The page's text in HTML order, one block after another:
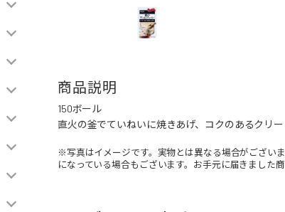
商品説明
150ボール
直火の釜でていねいに焼きあげ、コクのあるクリ
※写真はイメージです。実物とは異なる場合がござい
になっている場合もございます。お手元に届きました